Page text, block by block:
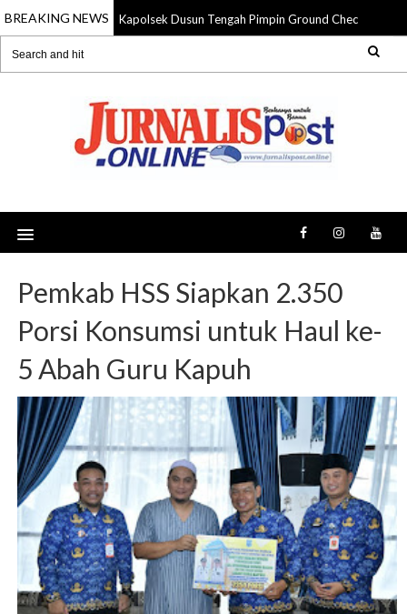
BREAKING NEWS
09 Aug 2026 Kapolsek Dusun Tengah Pimpin Ground Check
Pemkab HSS Siapkan 2.350
Porsi Konsumsi untuk Haul ke-
5 Abah Guru Kapuh